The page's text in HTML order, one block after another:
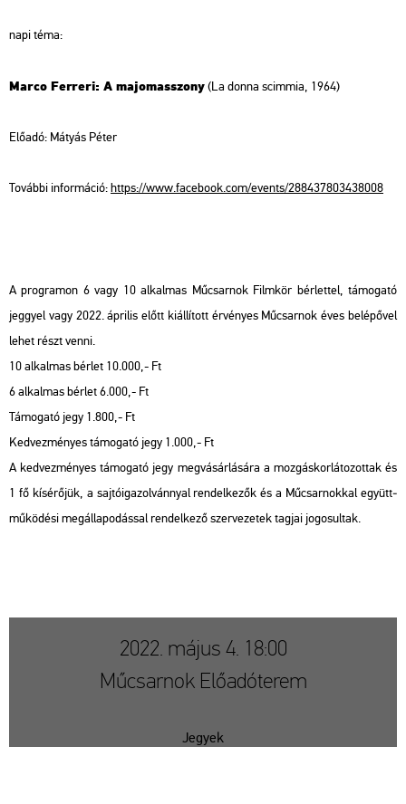
napi téma:
Marco Fer­re­ri: A ma­jom­asszony(La donna scim­mia, 1964)
Elő­adó: Má­tyás Péter
To­váb­bi in­for­má­ció:https://​www.​fa­ce­book.​com/​events/​288​4378​0343​8008
A prog­ra­mon 6 vagy 10 al­kal­mas Mű­csar­nok Film­kör bér­let­tel, tá­mo­ga­tó
jeggyel vagy 2022. áp­ri­lis előtt ki­ál­lí­tott ér­vé­nyes Mű­csar­nok éves be­lé­pő­vel
lehet részt venni.
10 al­kal­mas bér­let 10.000,- Ft
6 al­kal­mas bér­let 6.000,- Ft
Tá­mo­ga­tó jegy 1.800,- Ft
Ked­vez­mé­nyes tá­mo­ga­tó jegy 1.000,- Ft
A ked­vez­mé­nyes tá­mo­ga­tó jegy meg­vá­sár­lá­sá­ra a moz­gás­kor­lá­to­zot­tak és
1 fő kí­sé­rő­jük, a saj­tó­iga­zol­vánnyal ren­del­ke­zők és a Mű­csar­nok­kal együtt­
mű­kö­dé­si meg­ál­la­po­dás­sal ren­del­ke­ző szer­ve­ze­tek tag­jai jo­go­sul­tak.
2022. május 4. 18:00
Műcsarnok Előadóterem
Jegyek